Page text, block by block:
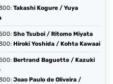
Takashi Kogure / Yuya
Sho Tsuboi / Ritomo Miyata
Hiroki Yoshida / Kohta Kawaai
Bertrand Baguette / Kazuki
Joao Paulo de Oliveira /